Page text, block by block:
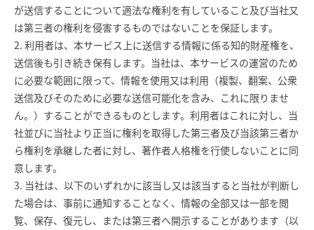
が送信することについて適法な権利を有していること及び当社又
は第三者の権利を侵害するものではないことを保証します。
2. 利用者は、本サービス上に送信する情報に係る知的財産権を、
送信後も引き続き保有します。当社は、本サービスの運営のため
に必要な範囲に限って、情報を使用又は利用（複製、翻案、公衆
送信及びそのために必要な送信可能化を含み、これに限りませ
ん。）することができるものとします。利用者はこれに対し、当
社並びに当社より正当に権利を取得した第三者及び当該第三者か
ら権利を承継した者に対し、著作者人格権を行使しないことに同
意します。
3. 当社は、以下のいずれかに該当し又は該当すると当社が判断し
た場合は、事前に通知することなく、情報の全部又は一部を閲
覧、保存、復元し、または第三者へ開示することがあります（以